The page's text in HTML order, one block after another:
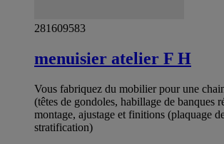
281609583
menuisier atelier F H
Vous fabriquez du mobilier pour une
(têtes de gondoles, habillage de banques
montage, ajustage et finitions (plaquage
stratification)